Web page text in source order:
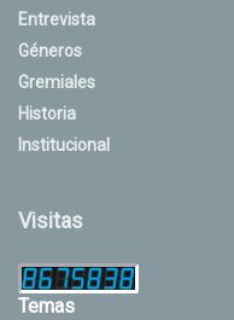
Entrevista
Géneros
Gremiales
Historia
Institucional
Visitas
Temas